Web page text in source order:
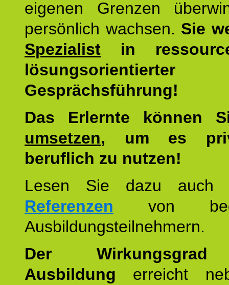
eigenen Grenzen
persönlich wachsen. Sie
Spezialist in
lösungsorientierter
Gesprächsführung!
Das Erlernte können
umsetzen, um es
beruflich zu nutzen!
Lesen Sie dazu
Referenzen von
Ausbildungsteilnehmern.
Der
Ausbildung erreicht